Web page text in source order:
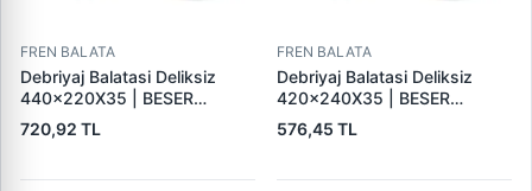
FREN BALATA
Debriyaj Balatasi Deliksiz
440×220X35 | BESER
440X220X35
720,92 TL
FREN BALATA
Debriyaj Balatasi Deliksiz
420×240X35 | BESER
420X240X35
576,45 TL